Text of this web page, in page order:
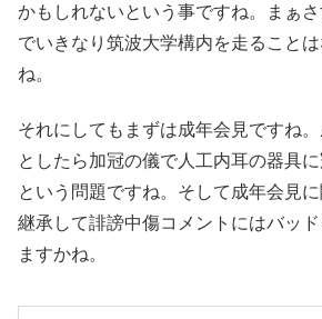
かもしれないという事ですね。まぁ
でいきなり筑波大学構内を走ること
ね。
それにしてもまずは成年会見ですね
としたら加冠の儀で人工内耳の器具
という問題ですね。そして成年会見
継承して誹謗中傷コメントにはバッ
ますかね。